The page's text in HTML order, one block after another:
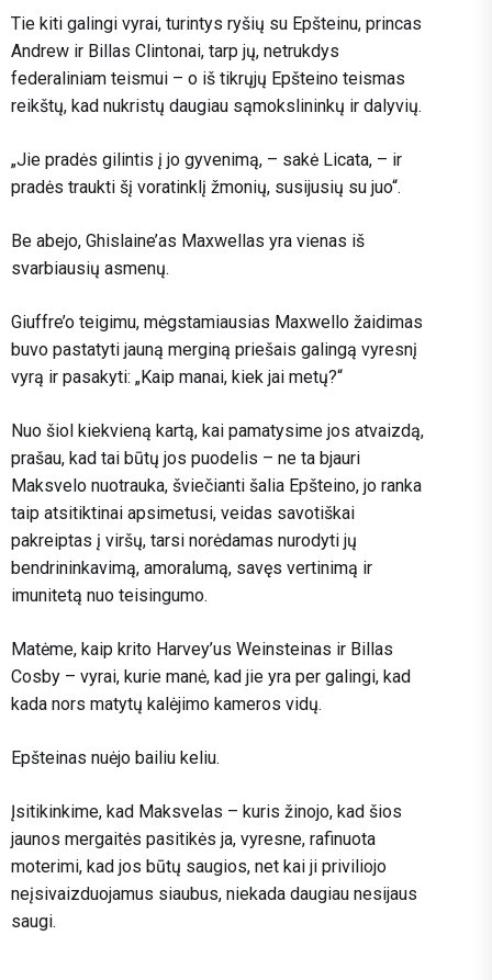
Tie kiti galingi vyrai, turintys ryšių su Epšteinu, princas
Andrew ir Billas Clintonai, tarp jų, netrukdys
federaliniam teismui – o iš tikrųjų Epšteino teismas
reikštų, kad nukristų daugiau sąmokslininkų ir dalyvių.
„Jie pradės gilintis į jo gyvenimą, – sakė Licata, – ir
pradės traukti šį voratinklį žmonių, susijusių su juo“.
Be abejo, Ghislaine’as Maxwellas yra vienas iš
svarbiausių asmenų.
Giuffre’o teigimu, mėgstamiausias Maxwello žaidimas
buvo pastatyti jauną merginą priešais galingą vyresnį
vyrą ir pasakyti: „Kaip manai, kiek jai metų?“
Nuo šiol kiekvieną kartą, kai pamatysime jos atvaizdą,
prašau, kad tai būtų jos puodelis – ne ta bjauri
Maksvelo nuotrauka, šviečianti šalia Epšteino, jo ranka
taip atsitiktinai apsimetusi, veidas savotiškai
pakreiptas į viršų, tarsi norėdamas nurodyti jų
bendrininkavimą, amoralumą, savęs vertinimą ir
imunitetą nuo teisingumo.
Matėme, kaip krito Harvey’us Weinsteinas ir Billas
Cosby – vyrai, kurie manė, kad jie yra per galingi, kad
kada nors matytų kalėjimo kameros vidų.
Epšteinas nuėjo bailiu keliu.
Įsitikinkime, kad Maksvelas – kuris žinojo, kad šios
jaunos mergaitės pasitikės ja, vyresne, rafinuota
moterimi, kad jos būtų saugios, net kai ji priviliojo
neįsivaizduojamus siaubus, niekada daugiau nesijaus
saugi.